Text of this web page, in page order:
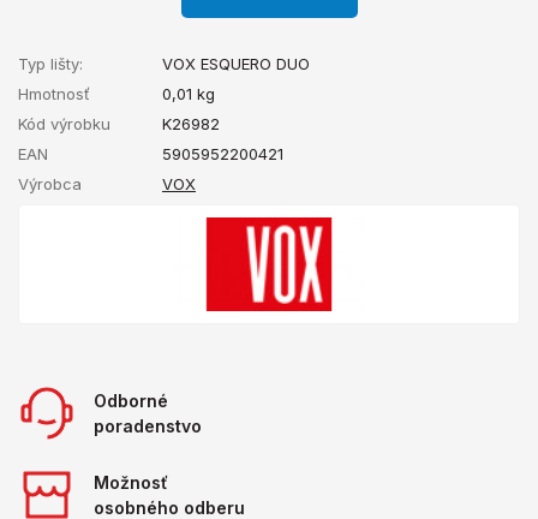
Typ lišty:
VOX ESQUERO DUO
Hmotnosť
0,01 kg
Kód výrobku
K26982
EAN
5905952200421
Výrobca
VOX
Odborné
poradenstvo
Možnosť
osobného odberu